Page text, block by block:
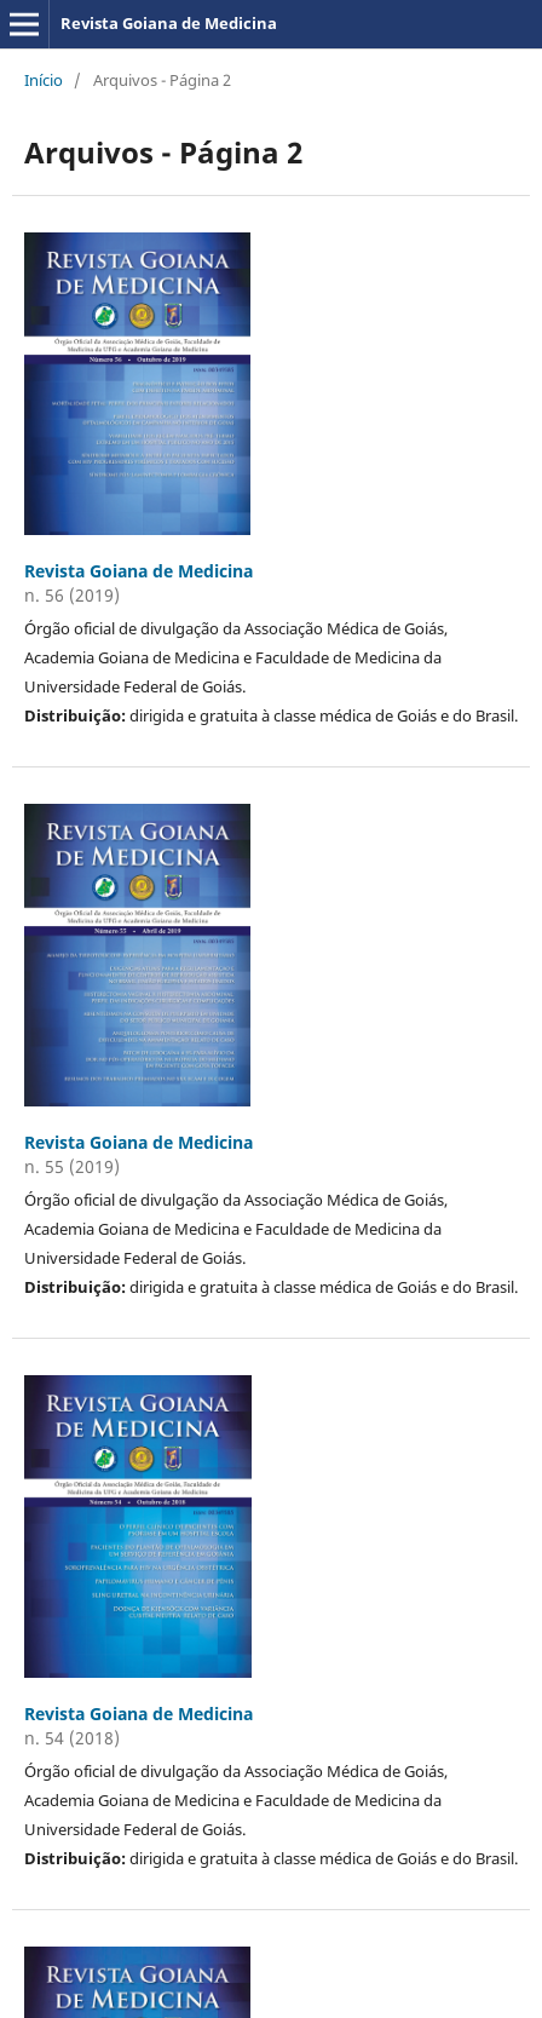
Revista Goiana de Medicina
Início / Arquivos - Página 2
Arquivos - Página 2
Revista Goiana de Medicina
n. 56 (2019)
Órgão oficial de divulgação da Associação Médica de Goiás,
Academia Goiana de Medicina e Faculdade de Medicina da
Universidade Federal de Goiás.
Distribuição:dirigida e gratuita à classe médica de Goiás e do Brasil.
Revista Goiana de Medicina
n. 55 (2019)
Órgão oficial de divulgação da Associação Médica de Goiás,
Academia Goiana de Medicina e Faculdade de Medicina da
Universidade Federal de Goiás.
Distribuição:dirigida e gratuita à classe médica de Goiás e do Brasil.
Revista Goiana de Medicina
n. 54 (2018)
Órgão oficial de divulgação da Associação Médica de Goiás,
Academia Goiana de Medicina e Faculdade de Medicina da
Universidade Federal de Goiás.
Distribuição:dirigida e gratuita à classe médica de Goiás e do Brasil.